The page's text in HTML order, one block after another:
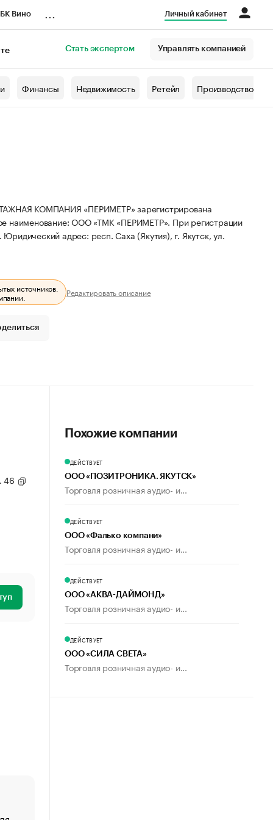
Вино Личный кабинет
Стать экспертом Управлять компанией
Финансы Недвижимость Ретейл Производство
КОМПАНИЯ «ПЕРИМЕТР» зарегистрирована
наименование: ООО «ТМК «ПЕРИМЕТР». При регистрации
Юридический адрес: респ. Саха (Якутия), г. Якутск, ул.
источников. Редактировать описание
46
Похожие компании
ДЕЙСТВУЕТ
ООО «ПОЗИТРОНИКА. ЯКУТСК»
Торговля розничная аудио- и...
ДЕЙСТВУЕТ
ООО «Фалько компани»
Торговля розничная аудио- и...
ДЕЙСТВУЕТ
ООО «АКВА-ДАЙМОНД»
Торговля розничная аудио- и...
ДЕЙСТВУЕТ
ООО «СИЛА СВЕТА»
Торговля розничная аудио- и...